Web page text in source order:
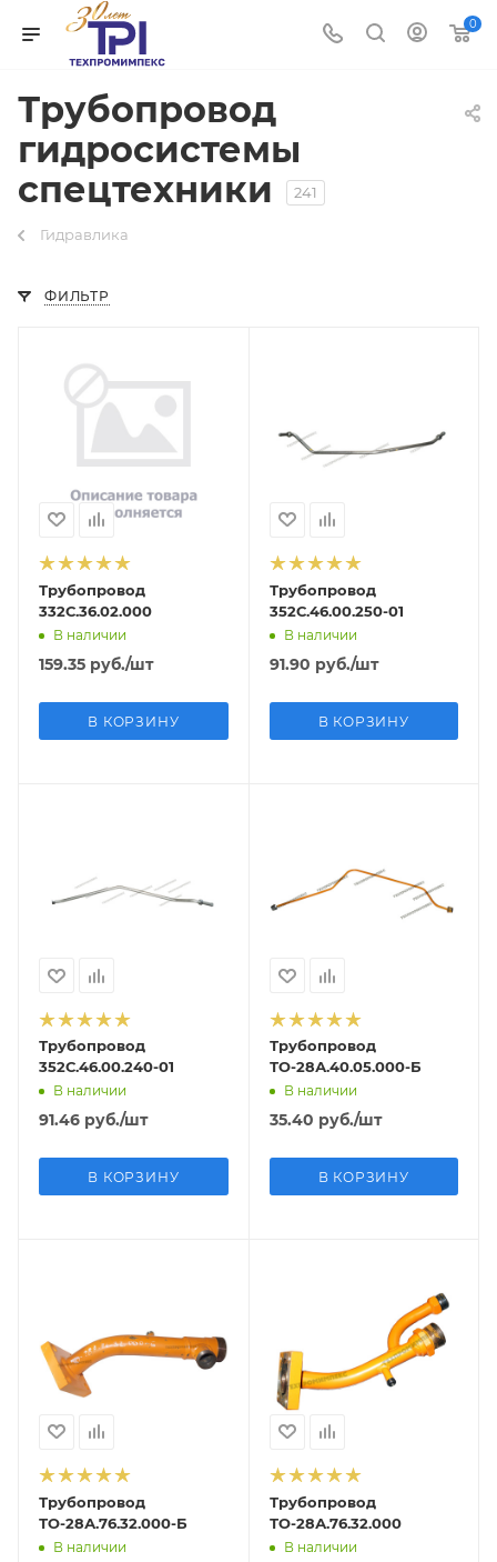
0
Трубопровод
гидросистемы
спецтехники
241
Гидравлика
ФИЛЬТР
Трубопровод
332С.36.02.000
В наличии
159.35 руб./шт
В КОРЗИНУ
Трубопровод
352С.46.00.250-01
В наличии
91.90 руб./шт
В КОРЗИНУ
Трубопровод
352С.46.00.240-01
В наличии
91.46 руб./шт
В КОРЗИНУ
Трубопровод
ТО-28А.40.05.000-Б
В наличии
35.40 руб./шт
В КОРЗИНУ
Трубопровод
ТО-28А.76.32.000-Б
В наличии
Трубопровод
ТО-28А.76.32.000
В наличии